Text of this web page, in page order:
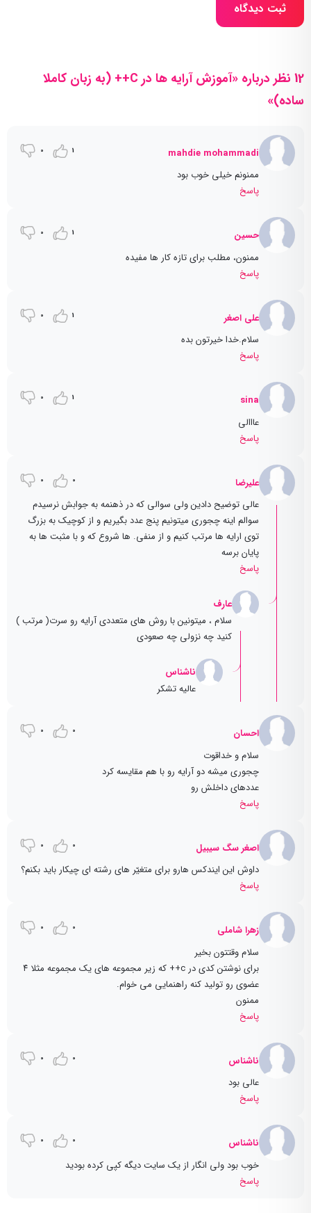
ثبت دیدگاه
12 نظر درباره «آموزش آرایه ها در C++ (به زبان کاملا
ساده)»
mahdie mohammadi
1
0
ممنونم خیلی خوب بود
پاسخ
حسین 1
0
ممنون، مطلب برای تازه کار ها مفیده
پاسخ
علی اصغر 1
0
سلام.خدا خیرتون بده
پاسخ
sina
1
0
عااالی
پاسخ
علیرضا 0
0
عالی توضیح دادین ولی سوالی که در ذهنمه به جوابش نرسیدم
سوالم اینه چجوری میتونیم پنج عدد بگیریم و از کوچیک به بزرگ
توی ارایه ها مرتب کنیم و از منفی. ها شروع که و با مثبت ها به
پایان برسه
پاسخ
عارف
سلام ، میتونین با روش های متعددی آرایه رو سرت( مرتب )
کنید چه نزولی چه صعودی
ناشناس
عالیه تشکر
احسان 0
0
سلام و خداقوت
چجوری میشه دو آرایه رو با هم مقایسه کرد
عددهای داخلش رو
پاسخ
اصغر سگ سیبیل 0
0
داوش این ایندکس هارو برای متغیّر های رشته ای چیکار باید بکنم؟
پاسخ
زهرا شاملی 0
0
سلام وقتتون بخیر
برای نوشتن کدی در c++ که زیر مجموعه های یک مجموعه مثلا ۴
عضوی رو تولید کنه راهنمایی می خوام.
ممنون
پاسخ
ناشناس 0
0
عالی بود
پاسخ
ناشناس 0
0
خوب بود ولی انگار از یک سایت دیگه کپی کرده بودید
پاسخ